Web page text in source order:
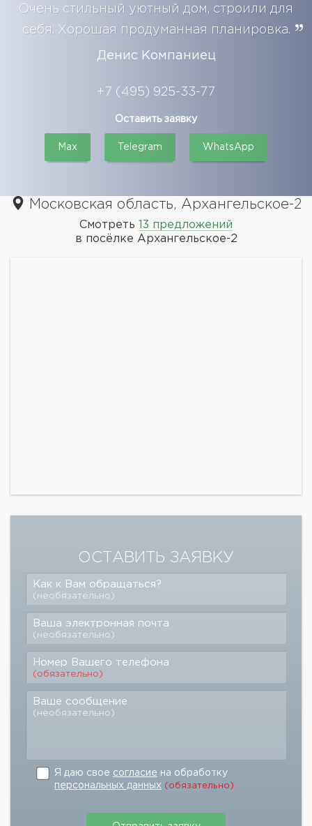
Очень стильный уютный дом, строили для
себя. Хорошая продуманная планировка.
Денис Компаниец
+7 (495) 925-33-77
Оставить заявку
Max Telegram WhatsApp
Московская область, Архангельское-2
Смотреть
13 предложений
в посёлке Архангельское-2
ОСТАВИТЬ ЗАЯВКУ
Как к Вам обращаться?
(необязательно)
Ваша электронная почта
(необязательно)
Номер Вашего телефона
(обязательно)
Ваше сообщение
(необязательно)
Я даю свое согласие на обработку
персональных данных (обязательно)